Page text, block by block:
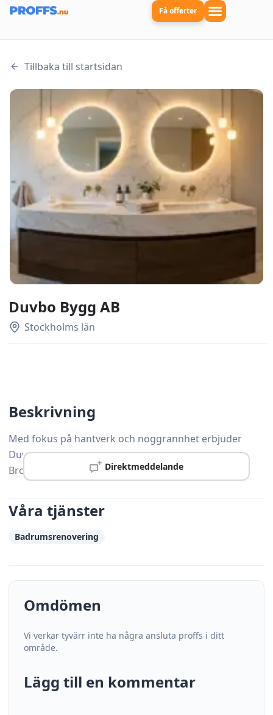
Få offerter
Tillbaka till startsidan
Duvbo Bygg AB
Stockholms län
Direktmeddelande
Beskrivning
Med fokus på hantverk och noggrannhet erbjuder
Duvbo Bygg AB ett brett utbud av snickeritjänster i
Bromma och omnejd.
Våra tjänster
Badrumsrenovering
Omdömen
Vi verkar tyvärr inte ha några ansluta proffs i ditt
område.
Lägg till en kommentar